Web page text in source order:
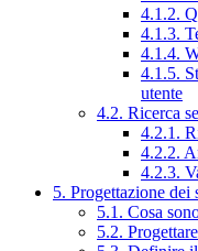
4.1.2.
4.1.3.
4.1.4.
4.1.5.
utente
4.2. Ricerca
4.2.1.
4.2.2.
4.2.3.
5. Progettazione dei
5.1. Cosa
5.2.